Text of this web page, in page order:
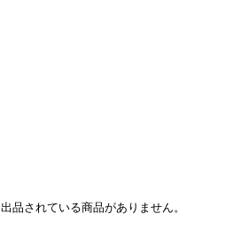
出品されている商品がありません。